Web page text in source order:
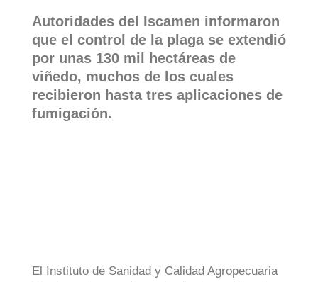
Autoridades del Iscamen informaron
que el control de la plaga se extendió
por unas 130 mil hectáreas de
viñedo, muchos de los cuales
recibieron hasta tres aplicaciones de
fumigación.
El Instituto de Sanidad y Calidad Agropecuaria